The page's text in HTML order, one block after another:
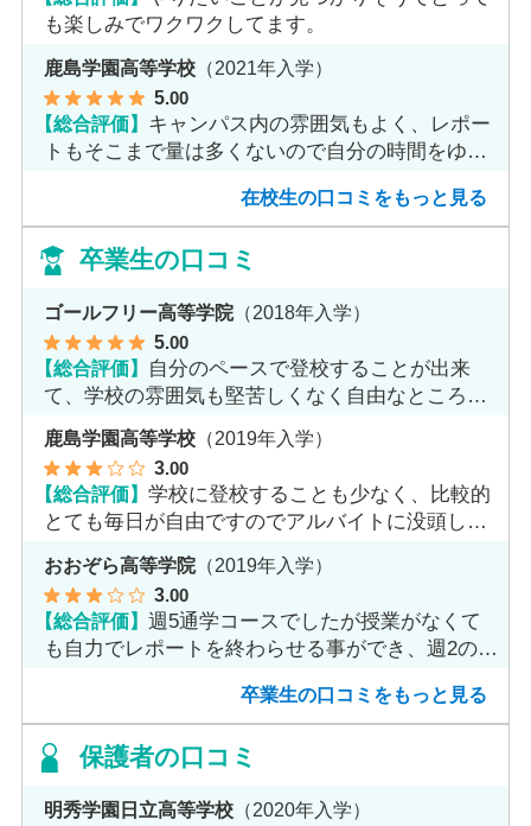
も楽しみでワクワクしてます。
鹿島学園高等学校 （2021年入学）
5.00
【総合評価】 キャンパス内の雰囲気もよく、レポー
トもそこまで量は多くないので自分の時間をゆっ
在校生の口コミをもっと見る
卒業生の口コミ
ゴールフリー高等学院（2018年入学）
5.00
【総合評価】 自分のペースで登校することが出来
て、学校の雰囲気も堅苦しくなく自由なところが
鹿島学園高等学校 （2019年入学）
3.00
【総合評価】学校に登校することも少なく、比較的
とても毎日が自由ですのでアルバイトに没頭して
おおぞら高等学院（2019年入学）
3.00
【総合評価】週5通学コースでしたが授業がなくて
も自力でレポートを終わらせる事ができ、週2のコ
卒業生の口コミをもっと見る
保護者の口コミ
明秀学園日立高等学校 （2020年入学）